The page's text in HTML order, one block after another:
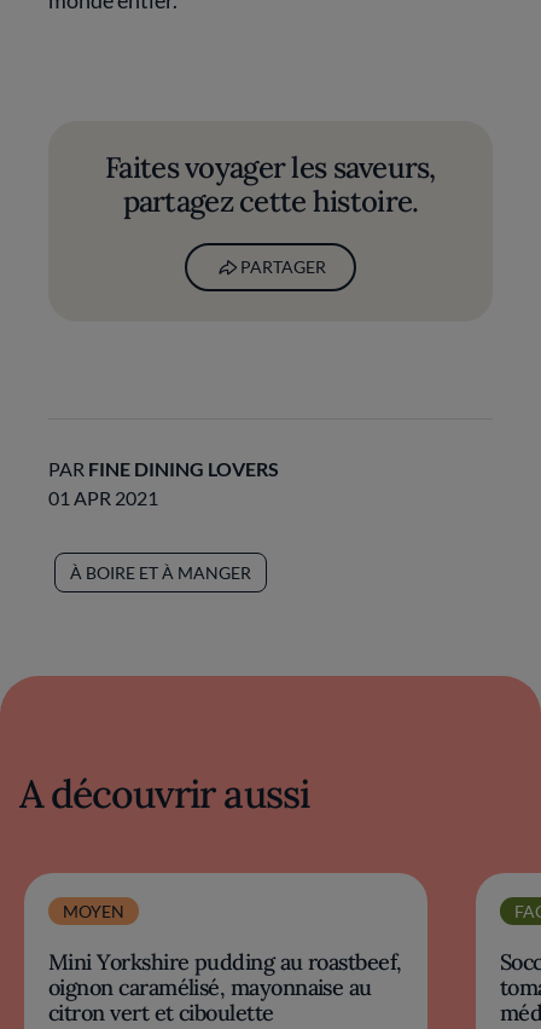
Faites voyager les saveurs,
partagez cette histoire.
PARTAGER
PAR FINE DINING LOVERS
01 APR 2021
À BOIRE ET À MANGER
A découvrir aussi
MOYEN
Mini Yorkshire pudding au roastbeef,
oignon caramélisé, mayonnaise au
citron vert et ciboulette